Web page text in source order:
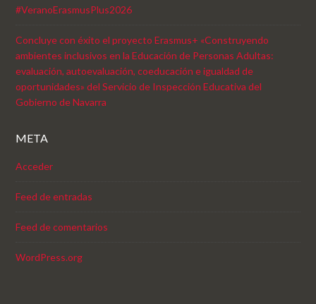
#VeranoErasmusPlus2026
Concluye con éxito el proyecto Erasmus+ «Construyendo
ambientes inclusivos en la Educación de Personas Adultas:
evaluación, autoevaluación, coeducación e igualdad de
oportunidades» del Servicio de Inspección Educativa del
Gobierno de Navarra
META
Acceder
Feed de entradas
Feed de comentarios
WordPress.org